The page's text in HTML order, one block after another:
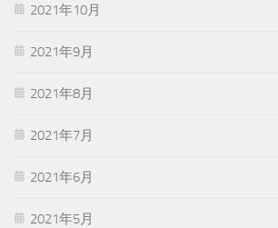
2021年10月
2021年9月
2021年8月
2021年7月
2021年6月
2021年5月